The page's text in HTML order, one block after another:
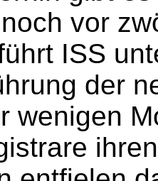
vor
ISS
der
wenigen